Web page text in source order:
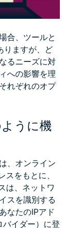
更する？
割り当てら
合、ツールと
りますが、ど
るニーズに対
への影響を理
れぞれのオプ
うに機
、オンライン
をもとに、
は、ネットワ
スを識別する
なたのIPアド
バイダー）に登